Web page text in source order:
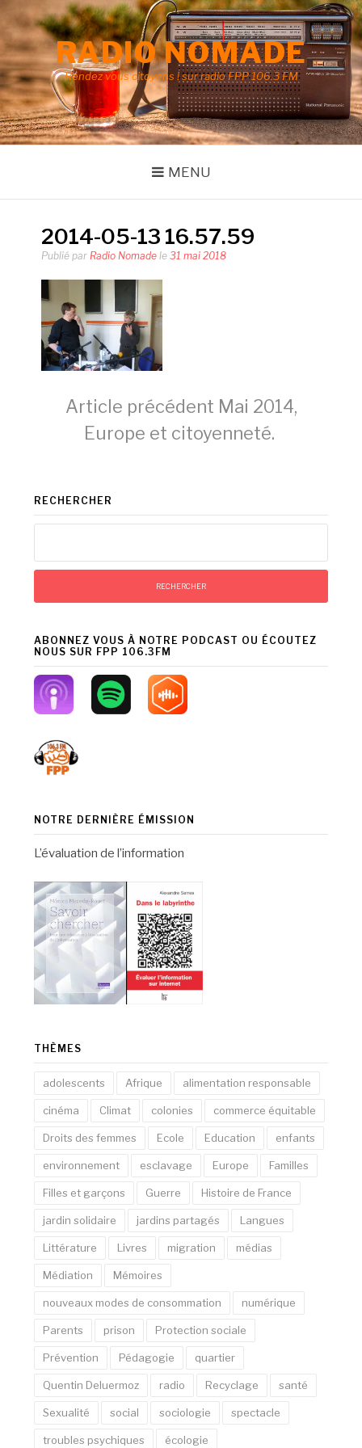
Aller
au
contenu
RADIO NOMADE
Rendez vous citoyens ! sur radio FPP 106.3 FM
MENU
2014-05-13 16.57.59
Publié par Radio Nomadele 31 mai 2018
Lire
suite
Article précédent Mai 2014,
Europe et citoyenneté.
RECHERCHER
ABONNEZ VOUS À NOTRE PODCAST OU ÉCOUTEZ
NOUS SUR FPP 106.3FM
NOTRE DERNIÈRE ÉMISSION
L’évaluation de l’information
THÈMES
adolescents Afrique alimentation responsable
cinéma Climat colonies commerce équitable
Droits des femmes Ecole Education enfants
environnement esclavage Europe Familles
Filles et garçons Guerre Histoire de France
jardin solidaire jardins partagés Langues
Littérature Livres migration médias
Médiation Mémoires
nouveaux modes de consommation numérique
Parents prison Protection sociale
Prévention Pédagogie quartier
Quentin Deluermoz radio Recyclage santé
Sexualité social sociologie spectacle
troubles psychiques écologie